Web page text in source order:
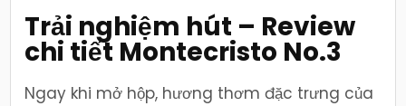
Trải nghiệm hút – Review
chi tiết Montecristo No.3
Ngay khi mở hộp, hương thơm đặc trưng của